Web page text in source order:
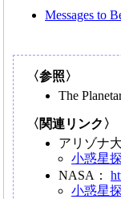
Messages to
〈参照〉
The
〈関連リンク〉
アリゾナ
小惑星
NASA：
小惑星